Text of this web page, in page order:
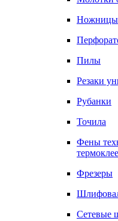
Ножницы
Пилы
Резаки
Рубанки
Точила
Фены
Фрезеры
Сетевые